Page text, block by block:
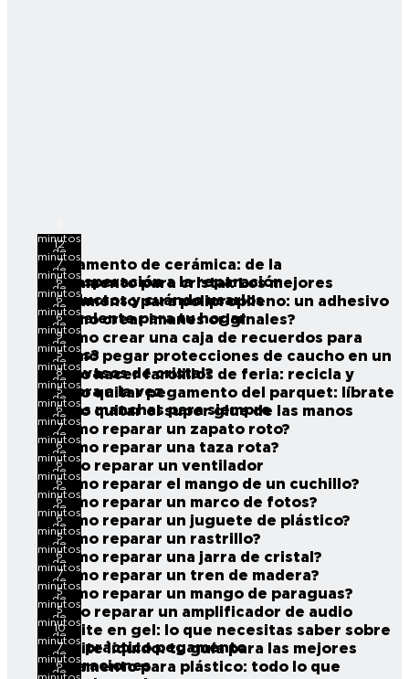
minutos
de
lectura
Pegamento de cerámica: de la
desesperación a la reparación
12
minutos
de
lectura
Pegamento para cristal: Los mejores
productos y cuándo usarlos
7
minutos
de
lectura
Pegamento para polipropileno: un adhesivo
polivalente para tu hogar
6
minutos
de
lectura
¿Cómo crear imanes originales?
6
minutos
de
lectura
¿Cómo crear una caja de recuerdos para
viajes?
6
minutos
de
lectura
¿Cómo pegar protecciones de caucho en un
posavasos de cristal?
9
minutos
de
lectura
Cómo hacer farolillos de feria: recicla y
decora a la vez
5
minutos
de
lectura
Cómo quitar pegamento del parquet: líbrate
de las manchas para siempre
8
minutos
de
lectura
Cómo quitar el super glue de las manos
5
minutos
de
lectura
¿Cómo reparar un zapato roto?
6
minutos
de
lectura
¿Cómo reparar una taza rota?
7
minutos
de
lectura
Cómo reparar un ventilador
6
minutos
de
lectura
¿Cómo reparar el mango de un cuchillo?
6
minutos
de
lectura
¿Cómo reparar un marco de fotos?
6
minutos
de
lectura
¿Cómo reparar un juguete de plástico?
6
minutos
de
lectura
¿Cómo reparar un rastrillo?
6
minutos
de
lectura
¿Cómo reparar una jarra de cristal?
5
minutos
de
lectura
¿Cómo reparar un tren de madera?
6
minutos
de
lectura
¿Cómo reparar un mango de paraguas?
7
minutos
de
lectura
Cómo reparar un amplificador de audio
5
minutos
de
lectura
Loctite en gel: lo que necesitas saber sobre
este práctico pegamento
5
minutos
de
lectura
Loctite líquido: tu guía para las mejores
reparaciones
10
minutos
de
lectura
Pegamento para plástico: todo lo que
7
minutos
de
6